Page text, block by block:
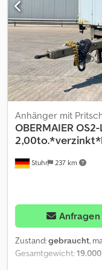
erstellen wir Ihnen für
Leasingangebot. Bitte
Stuhr 237 km
Anhänger mit
OBERMAIER
Anfragen
Zustand:gebraucht,
Gesamtgewicht: